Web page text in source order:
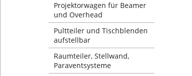
Projektorwagen für Beamer
und Overhead
Pultteiler und Tischblenden
aufstellbar
Raumteiler, Stellwand,
Paraventsysteme